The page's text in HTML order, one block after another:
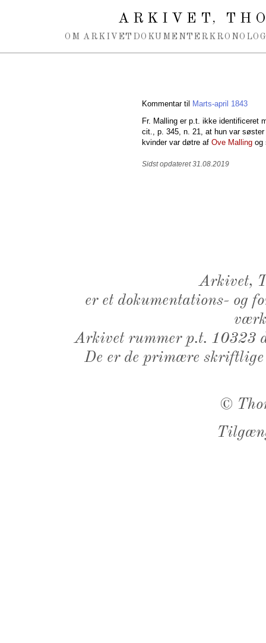
ARKIVET,
OM ARKIVET DOKUMENTER
Kommentar til
Marts-april 1843
Fr. Malling er p.t. ikke identificeret
cit., p. 345, n. 21, at hun var søster
kvinder var døtre af Ove Malling og
Sidst opdateret 31.08.2019
Arkivet,
er et dokumentations- og
Arkivet rummer p.t. 10323
De er de primære
©